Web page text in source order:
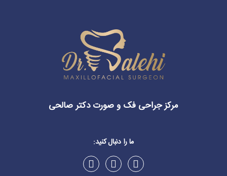
مرکز جراحی فک و صورت دکتر صالحی
ما را دنبال کنید: